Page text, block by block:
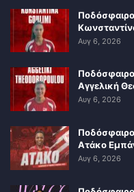
Αυγ 6, 2026
Αγγελική
Αυγ 6, 2026
Ατάκο
Αυγ 6, 2026